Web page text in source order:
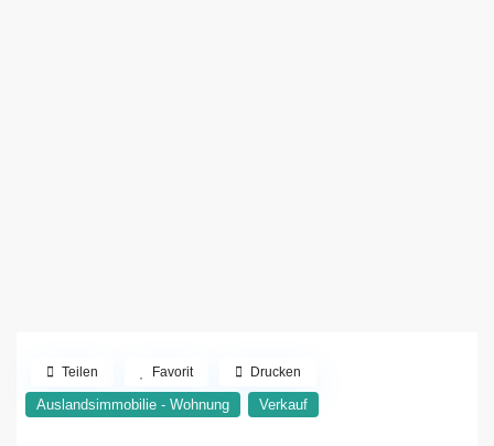
Auslandsimmobilie - Wohnung Verkauf
Teilen Favorit Drucken